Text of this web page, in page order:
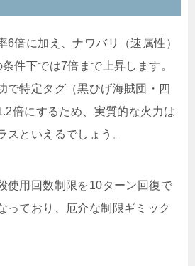
6倍に加え、ナワバリ（速属性）
件下では7倍まで上昇します。
で特定タグ（黒ひげ海賊団・四
倍にするため、実質的な火力は
スといえるでしょう。
使用回数制限を10ターン回復で
っており、厄介な制限ギミック